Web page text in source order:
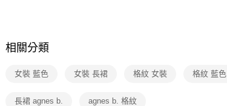
相關分類
女裝 藍色 女裝 長裙 格紋 女裝 格紋 藍色
長裙 agnes b. agnes b. 格紋